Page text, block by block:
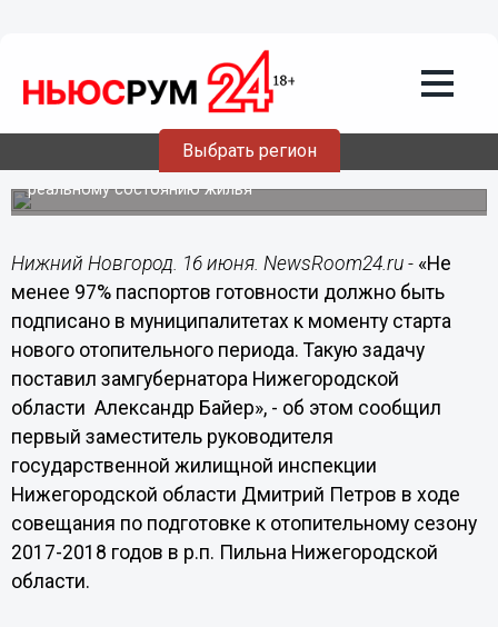
Выбрать регион
домов должно быть подписано к
началу отопительного периода в
муниципалитетах, - ГЖИ
Жилищная инспекция планирует увеличить количество
проверок соответствия паспортов готовности
реальному состоянию жилья
Нижний Новгород. 16 июня. NewsRoom24.ru - «Не
менее 97% паспортов готовности должно быть
подписано в муниципалитетах к моменту старта
нового отопительного периода. Такую задачу
поставил замгубернатора Нижегородской
области Александр Байер», - об этом сообщил
первый заместитель руководителя
государственной жилищной инспекции
Нижегородской области Дмитрий Петров в ходе
совещания по подготовке к отопительному сезону
2017-2018 годов в р.п. Пильна Нижегородской
области.